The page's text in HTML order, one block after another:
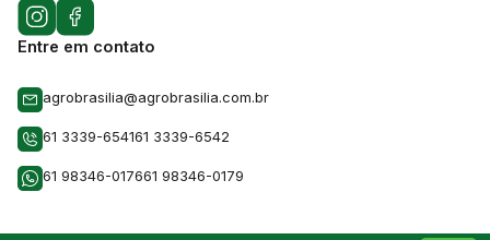
Entre em contato
agrobrasilia@agrobrasilia.com.br
61 3339-654161 3339-6542
61 98346-017661 98346-0179